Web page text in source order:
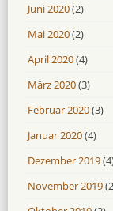
Juni 2020(2)
Mai 2020(2)
April 2020(4)
März 2020(3)
Februar 2020(3)
Januar 2020(4)
Dezember 2019
November 2019